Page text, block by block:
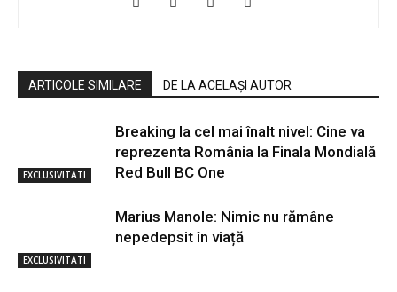
ARTICOLE SIMILARE DE LA ACELAȘI AUTOR
EXCLUSIVITATI
Breaking la cel mai înalt nivel: Cine va
reprezenta România la Finala Mondială
Red Bull BC One
EXCLUSIVITATI
Marius Manole: Nimic nu rămâne
nepedepsit în viață